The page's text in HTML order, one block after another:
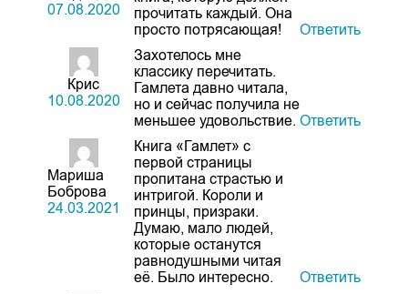
07.08.2020
прочитать каждый. Она
просто потрясающая!
Ответить
Крис
10.08.2020
Захотелось мне
классику перечитать.
Гамлета давно читала,
но и сейчас получила не
меньшее удовольствие. Ответить
Мариша
Боброва
24.03.2021
Книга «Гамлет» с
первой страницы
пропитана страстью и
интригой. Короли и
принцы, призраки.
Думаю, мало людей,
которые останутся
равнодушными читая
её. Было интересно.
Ответить